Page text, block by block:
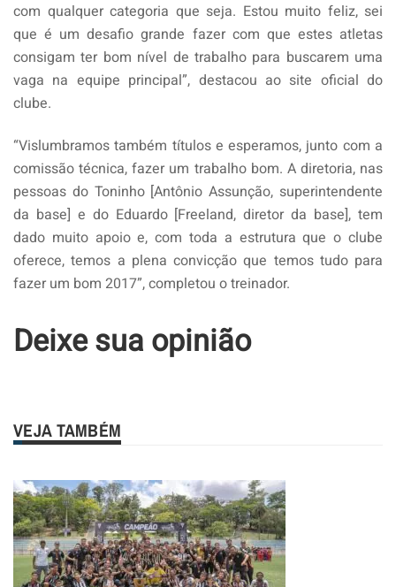
com qualquer categoria que seja. Estou muito feliz, sei
que é um desafio grande fazer com que estes atletas
consigam ter bom nível de trabalho para buscarem uma
vaga na equipe principal”, destacou ao site oficial do
clube.
“Vislumbramos também títulos e esperamos, junto com a
comissão técnica, fazer um trabalho bom. A diretoria, nas
pessoas do Toninho [Antônio Assunção, superintendente
da base] e do Eduardo [Freeland, diretor da base], tem
dado muito apoio e, com toda a estrutura que o clube
oferece, temos a plena convicção que temos tudo para
fazer um bom 2017”, completou o treinador.
Deixe sua opinião
VEJA TAMBÉM